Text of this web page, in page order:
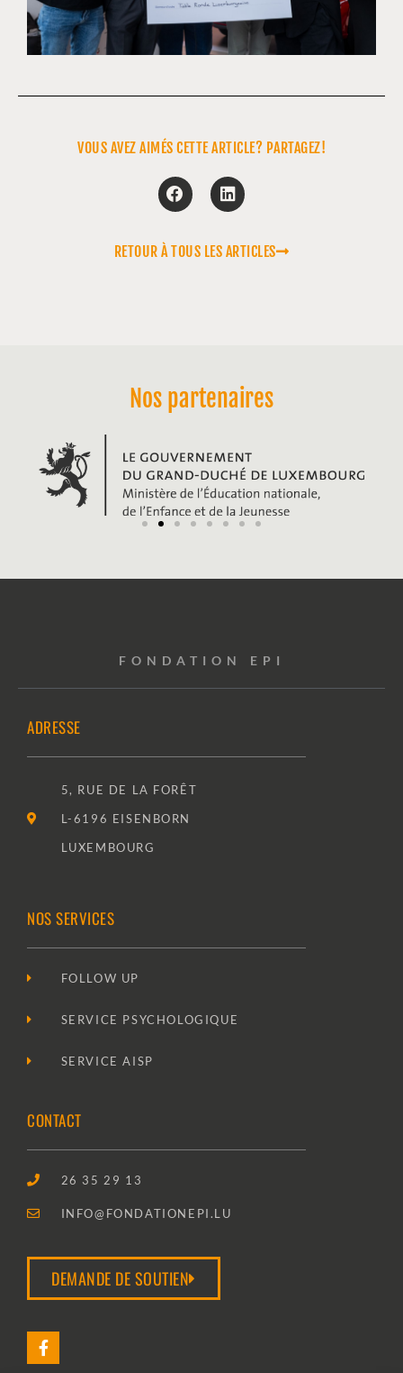
VOUS AVEZ AIMÉS CETTE ARTICLE? PARTAGEZ!
RETOUR À TOUS LES ARTICLES
Nos partenaires
FONDATION EPI
ADRESSE
5, RUE DE LA FORÊT
L-6196 EISENBORN
LUXEMBOURG
NOS SERVICES
FOLLOW UP
SERVICE PSYCHOLOGIQUE
SERVICE AISP
CONTACT
26 35 29 13
INFO@FONDATIONEPI.LU
DEMANDE DE SOUTIEN